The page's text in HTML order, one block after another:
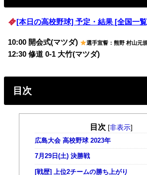
[本日の高校野球] 予定・結果 [全国一
10:00 開会式(マツダ) 選手宣誓：熊野 村山元
12:30 修道 0-1 大竹(マツダ)
目次
目次 [非表示]
広島大会 高校野球 2023年
7月29日(土) 決勝戦
[戦歴] 上位2チームの勝ち上がり